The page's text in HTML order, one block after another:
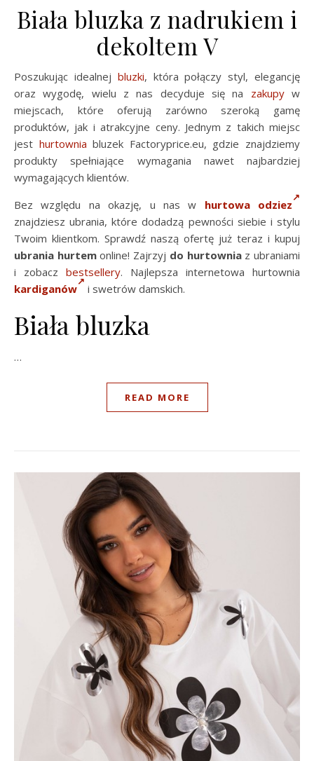
Biała bluzka z nadrukiem i
dekoltem V
Poszukując idealnej bluzki, która połączy styl, elegancję
oraz wygodę, wielu z nas decyduje się na zakupyw
miejscach, które oferują zarówno szeroką gamę
produktów, jak i atrakcyjne ceny. Jednym z takich miejsc
jest hurtownia bluzek Factoryprice.eu, gdzie znajdziemy
produkty spełniające wymagania nawet najbardziej
wymagających klientów.
Bez względu na okazję, u nas w hurtowa odziez
znajdziesz ubrania, które dodadzą pewności siebie i stylu
Twoim klientkom. Sprawdź naszą ofertę już teraz i kupuj
ubrania hurtemonline! Zajrzyj do hurtowniaz ubraniami
i zobacz bestsellery. Najlepsza internetowa hurtownia
kardiganów
i swetrów damskich.
Biała bluzka
…
READ MORE